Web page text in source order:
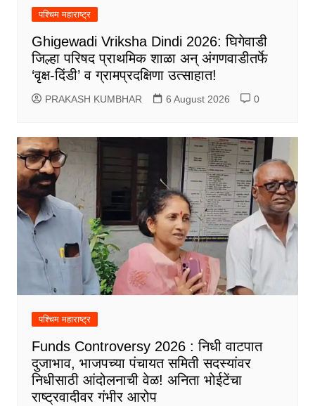
पश्चिम महाराष्ट्र
Ghigewadi Vriksha Dindi 2026: घिगेवाडी
जिल्हा परिषद प्राथमिक शाळा अन् अंगणवाडीतर्फे
‘वृक्ष-दिंडी’ व ग्रामप्रदक्षिणा उत्साहात!
PRAKASH KUMBHAR 6 August 2026 0
पश्चिम महाराष्ट्र
Funds Controversy 2026 : निधी वाटपात
दुजाभाव, भाजपच्या पंचायत समिती सदस्यांवर
निधीसाठी आंदोलनाची वेळ! अनिता भोईटेंचा
राष्ट्रवादीवर गंभीर आरोप